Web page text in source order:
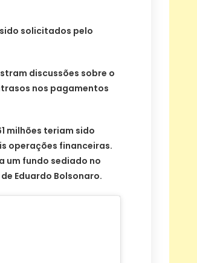
solicitados pelo
discussões sobre o
nos pagamentos
milhões teriam sido
operações financeiras.
um fundo sediado no
Eduardo Bolsonaro.